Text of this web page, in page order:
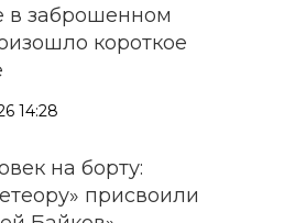
в заброшенном
короткое
14:28
на борту:
присвоили